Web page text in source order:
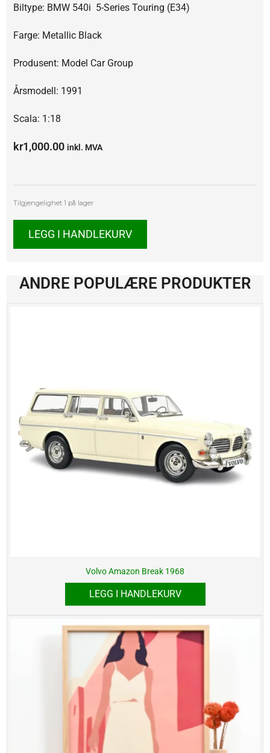
Biltype: BMW 540i 5-Series Touring (E34)
Farge: Metallic Black
Produsent: Model Car Group
Årsmodell: 1991
Scala: 1:18
kr1,000.00 inkl. MVA
Tilgjengelighet 1 på lager
BMW
Series
antall
LEGG I HANDLEKURV
ANDRE POPULÆRE PRODUKTER
Volvo Amazon Break 1968
LEGG I HANDLEKURV